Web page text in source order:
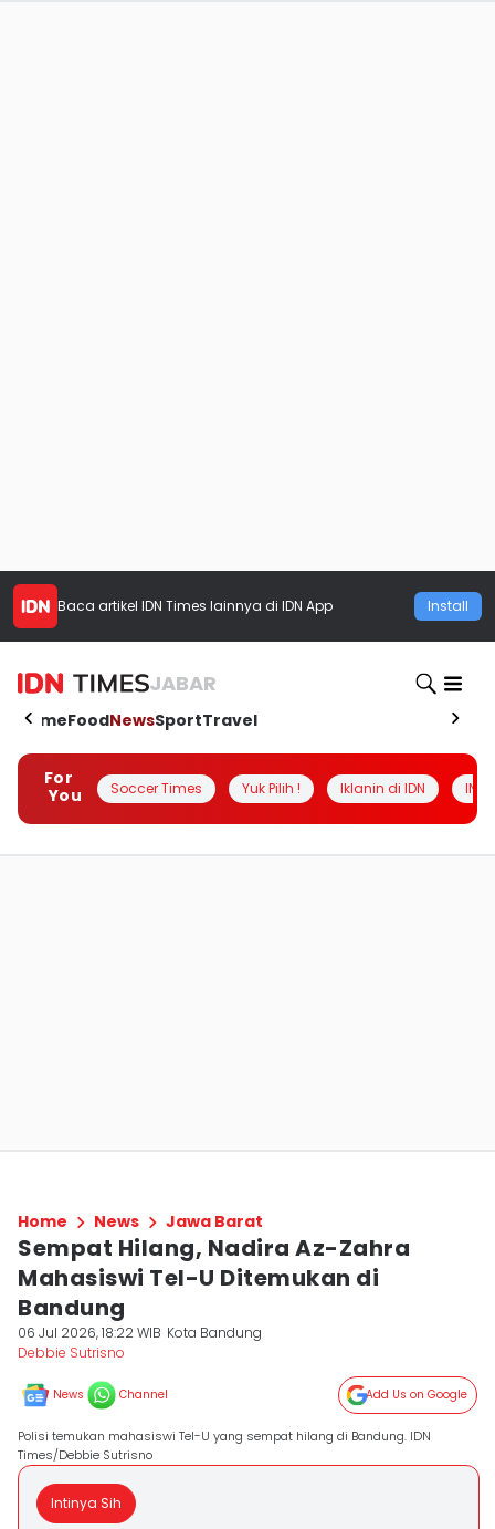
Baca artikel IDN Times lainnya di IDN App Install
JABAR
HomeFoodNewsSportTravel
For
You
Soccer Times Yuk Pilih ! Iklanin di IDN
Home News Jawa Barat
Sempat Hilang, Nadira Az-Zahra
Mahasiswi Tel-U Ditemukan di
Bandung
06 Jul 2026, 18:22 WIB Kota Bandung
Debbie Sutrisno
News Channel Add Us on Google
Polisi temukan mahasiswi Tel-U yang sempat hilang di Bandung. IDN
Times/Debbie Sutrisno
Intinya Sih